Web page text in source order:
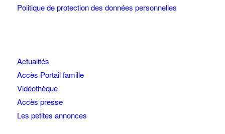
Politique de protection des données personnelles
Actualités
Accès Portail famille
Vidéothèque
Accès presse
Les petites annonces